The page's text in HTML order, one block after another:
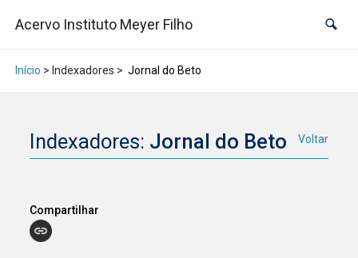
Acervo Instituto Meyer Filho
Início > Indexadores > Jornal do Beto
Indexadores: Jornal do Beto Voltar
Compartilhar